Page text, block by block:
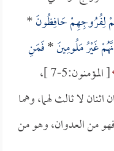
لِفُرُوجِهِمْ حَافِظُونَ*
غَيْرُ مَلُومِينَ*فَمَنِ
[ المؤمنون:5-7 ]،
لا ثالث لهما، وهما
من العدوان، وهو من